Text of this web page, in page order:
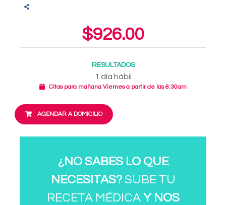
$926.00
RESULTADOS
1 día hábil
Citas para mañana Viernes a partir de las 6:30am
AGENDAR A DOMICILIO
¿NO SABES LO QUE
NECESITAS?SUBE TU
RECETA MÉDICA Y NOS